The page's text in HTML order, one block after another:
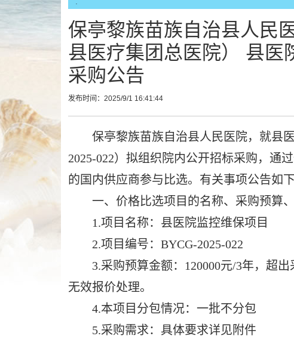
智
能
引
导，
请
保亭黎族苗族自治县人民
县医疗集团总医院） 县医
采购公告
发布时间：2025/9/1 16:41:44
保亭黎族苗族自治县人民医院，就县医
2025-022）拟组织院内公开招标采购，通
的国内供应商参与比选。有关事项公告如下
一、价格比选项目的名称、采购预算、
1.项目名称：县医院监控维保项目
2.项目编号：BYCG-2025-022
3.采购预算金额：120000元/3年，超出
无效报价处理。
4.本项目分包情况：一批不分包
5.采购需求：具体要求详见附件